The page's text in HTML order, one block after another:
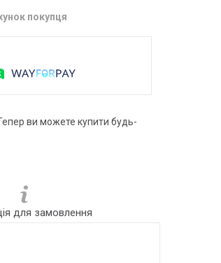
покупця
ви можете купити будь-
для замовлення